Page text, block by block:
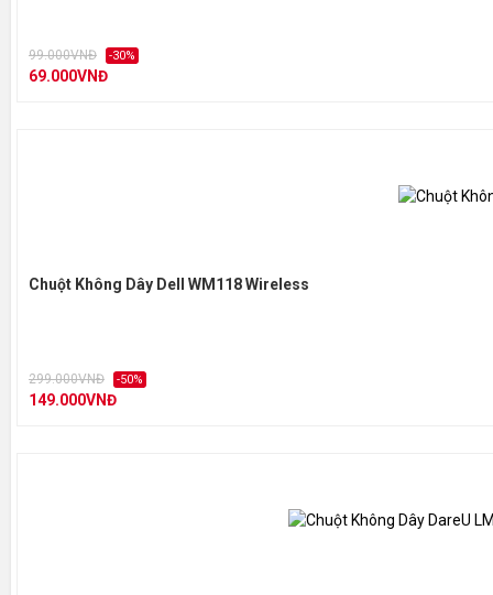
99.000VNĐ -30%
69.000VNĐ
Chuột Không Dây Dell WM118 Wireless
299.000VNĐ -50%
149.000VNĐ